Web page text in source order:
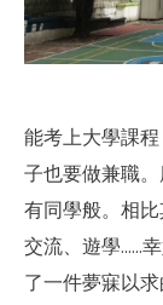
能考上大學課
子也要做兼職
有同學般。相比
交流、遊學……
了一件夢寐以求